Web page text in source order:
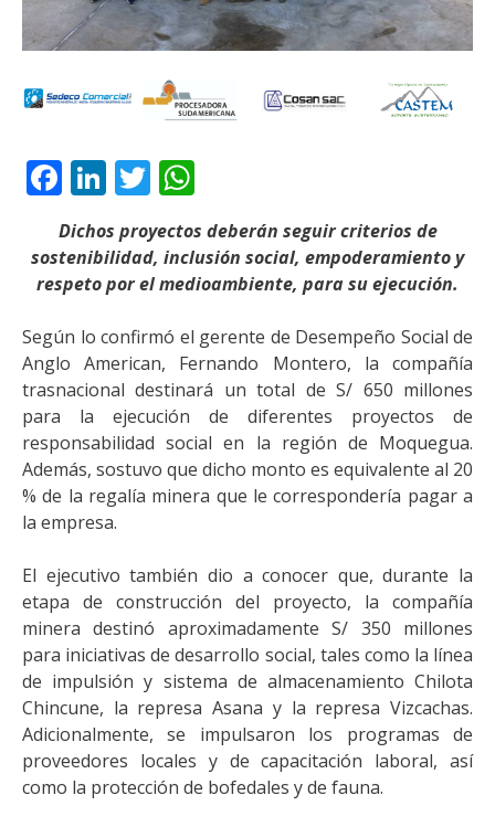
Facebook
LinkedIn
Twitter
Dichos proyectos deberán seguir criterios de
sostenibilidad, inclusión social, empoderamiento y
respeto por el medioambiente, para su ejecución.
Según lo confirmó el gerente de Desempeño Social de
Anglo American, Fernando Montero, la compañía
trasnacional destinará un total de S/ 650 millones
para la ejecución de diferentes proyectos de
responsabilidad social en la región de Moquegua.
Además, sostuvo que dicho monto es equivalente al 20
% de la regalía minera que le correspondería pagar a
la empresa.
El ejecutivo también dio a conocer que, durante la
etapa de construcción del proyecto, la compañía
minera destinó aproximadamente S/ 350 millones
para iniciativas de desarrollo social, tales como la línea
de impulsión y sistema de almacenamiento Chilota
Chincune, la represa Asana y la represa Vizcachas.
Adicionalmente, se impulsaron los programas de
proveedores locales y de capacitación laboral, así
como la protección de bofedales y de fauna.